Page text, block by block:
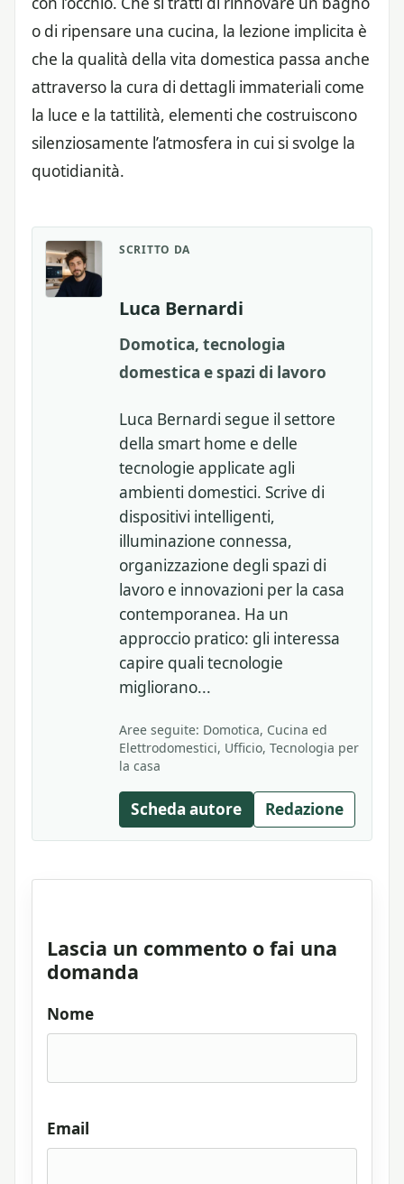
o di ripensare una cucina, la lezione implicita è
che la qualità della vita domestica passa anche
attraverso la cura di dettagli immateriali come
la luce e la tattilità, elementi che costruiscono
silenziosamente l’atmosfera in cui si svolge la
quotidianità.
SCRITTO DA
Luca Bernardi
Domotica, tecnologia
domestica e spazi di lavoro
Luca Bernardi segue il settore
della smart home e delle
tecnologie applicate agli
ambienti domestici. Scrive di
dispositivi intelligenti,
illuminazione connessa,
organizzazione degli spazi di
lavoro e innovazioni per la casa
contemporanea. Ha un
approccio pratico: gli interessa
capire quali tecnologie
migliorano...
Aree seguite: Domotica, Cucina ed
Elettrodomestici, Ufficio, Tecnologia per
la casa
Scheda autore Redazione
Lascia un commento o fai una
domanda
Nome
Email